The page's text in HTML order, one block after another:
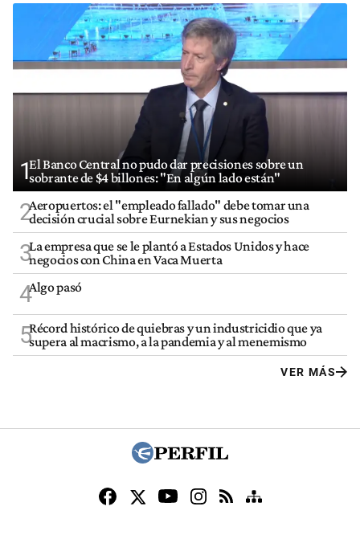
1El Banco Central no pudo dar precisiones sobre un
sobrante de $4 billones: "En algún lado están"
2Aeropuertos: el "empleado fallado" debe tomar una
decisión crucial sobre Eurnekian y sus negocios
3La empresa que se le plantó a Estados Unidos y hace
negocios con China en Vaca Muerta
4Algo pasó
5Récord histórico de quiebras y un industricidio que ya
supera al macrismo, a la pandemia y al menemismo
VER MÁS